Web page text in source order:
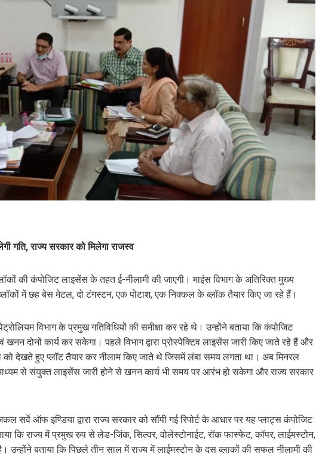
गति, राज्य सरकार को मिलेगा राजस्व
की कंपोजिट लाइसेंस के तहत ई-नीलामी की जाएगी। माइंस विभाग के अतिरिक्त मुख्य
में छह बेस मेटल, दो टंगस्टन, एक पोटाश, एक निक्कल के ब्लॉक तैयार किए जा रहे हैं।
विभाग के प्रमुख गतिविधियों की समीक्षा कर रहे थे। उन्होंने बताया कि कंपोजिट
दोनों कार्य कर सकेगा। पहले विभाग द्वारा प्रोस्पेक्टिव लाइसेंस जारी किए जाते रहे हैं और
को देखते हुए प्लॉट तैयार कर नीलाम किए जाते थे जिसमें लंबा समय लगता था। अब मिनरल
से संयुक्त लाइसेंस जारी होने से खनन कार्य भी समय पर आरंभ हो सकेगा और राज्य सरकार
सर्वे ऑफ इण्डिया द्वारा राज्य सरकार को सौंपी गई रिपोर्ट के आधार पर यह प्लाट्स कंपोजिट
कि राज्य में प्रमुख रुप से लेड-जिंक, सिल्वर, वोलेस्टोनाईट, रॉक फास्फेट, कॉपर, लाईमस्टोन,
बताया कि पिछले तीन साल में राज्य में लाईमस्टोन के दस ब्लाकों की सफल नीलामी की